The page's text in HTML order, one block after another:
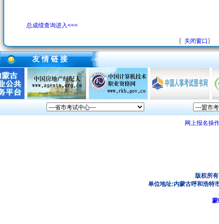
总成绩查询进入<<<
〖 关闭窗口 〗
友 情 链 接
网上报名操
版权所
单位地址:内蒙古呼和浩特